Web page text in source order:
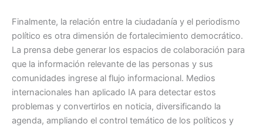
Finalmente, la relación entre la ciudadanía y el periodismo
político es otra dimensión de fortalecimiento democrático.
La prensa debe generar los espacios de colaboración para
que la información relevante de las personas y sus
comunidades ingrese al flujo informacional. Medios
internacionales han aplicado IA para detectar estos
problemas y convertirlos en noticia, diversificando la
agenda, ampliando el control temático de los políticos y